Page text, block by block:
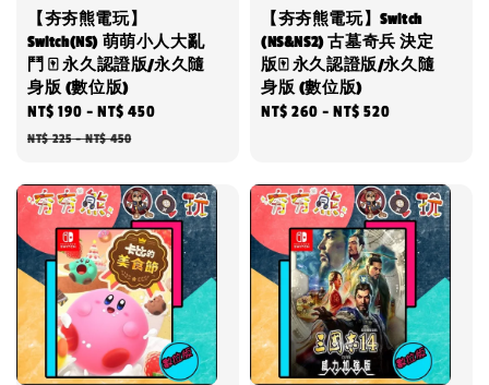
【夯夯熊電玩】
Switch(NS) 萌萌小人大亂
鬥 🀄 永久認證版/永久隨
身版 (數位版)
Sale
price
NT$ 190 -NT$ 450
NT$ 225-NT$ 450
【夯夯熊電玩】Switch
(NS&NS2) 古墓奇兵 決定
版🀄 永久認證版/永久隨
身版 (數位版)
Regular
NT$ 260 -NT$ 520